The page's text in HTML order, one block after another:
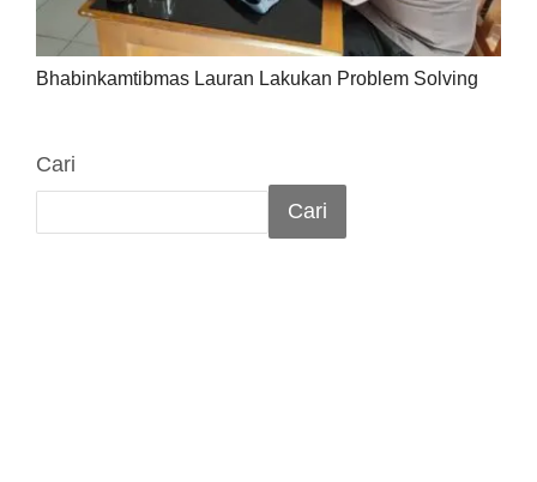
Bhabinkamtibmas Lauran Lakukan Problem Solving
Cari
Cari